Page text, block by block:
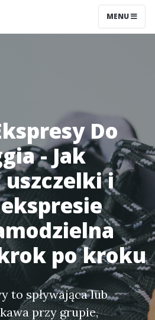
MENU
Do
- Jak
i
po kroku
to spływająca lub
przy grupie,